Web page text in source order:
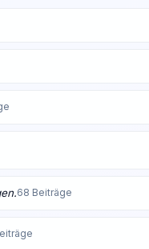
68 Beiträge